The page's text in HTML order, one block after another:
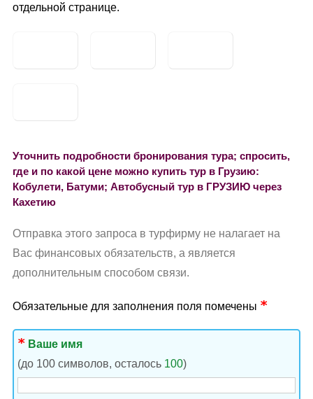
отдельной странице.
Уточнить подробности бронирования тура; спросить,
где и по какой цене можно купить тур в Грузию:
Кобулети, Батуми; Автобусный тур в ГРУЗИЮ через
Кахетию
Отправка этого запроса в турфирму не налагает на
Вас финансовых обязательств, а является
дополнительным способом связи.
Обязательные для заполнения поля помечены
Ваше имя
(до 100 символов, осталось 100)